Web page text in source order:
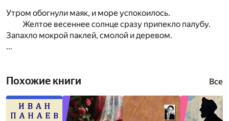
Утром обогнули маяк, и море успокоилось.
Желтое весеннее солнце сразу припекло палубу.
Запахло мокрой паклей, смолой и деревом.
...
Похожие книги Все